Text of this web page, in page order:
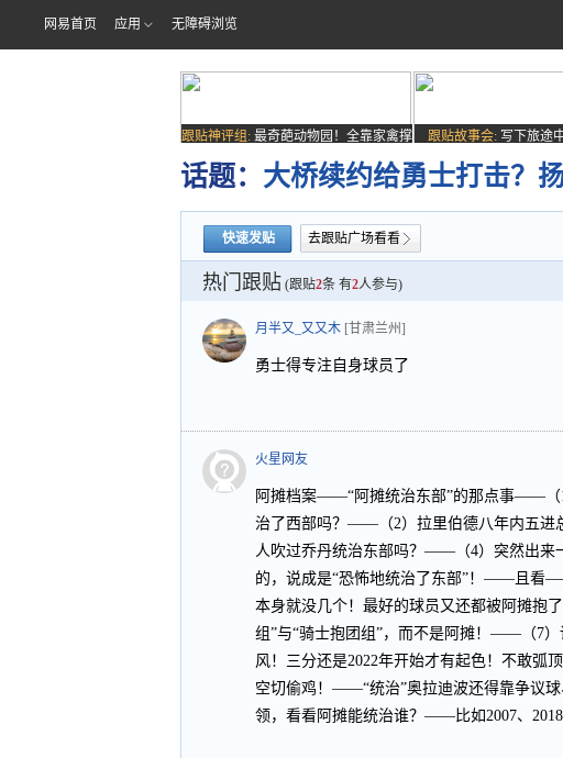
网易首页 应用 无障碍浏览
跟贴神评组: 最奇葩动物园！全靠家禽撑
场子
跟贴故事会: 写下旅途
话题： 大桥续约给勇士打击？
快速发贴 去跟贴广场看看
热门跟贴 (跟贴2条 有2人参与)
月半又_又又木 [甘肃兰州]
勇士得专注自身球员了
火星网友
阿摊档案——“阿摊统治东部”的那点事——（
治了西部吗？——（2）拉里伯德八年内五
人吹过乔丹统治东部吗？——（4）突然出来
的，说成是“恐怖地统治了东部”！——且看
本身就没几个！最好的球员又还都被阿摊抱
组”与“骑士抱团组”，而不是阿摊！——（7
风！三分还是2022年开始才有起色！不敢弧
空切偷鸡！——“统治”奥拉迪波还得靠争议
领，看看阿摊能统治谁？——比如2007、2018